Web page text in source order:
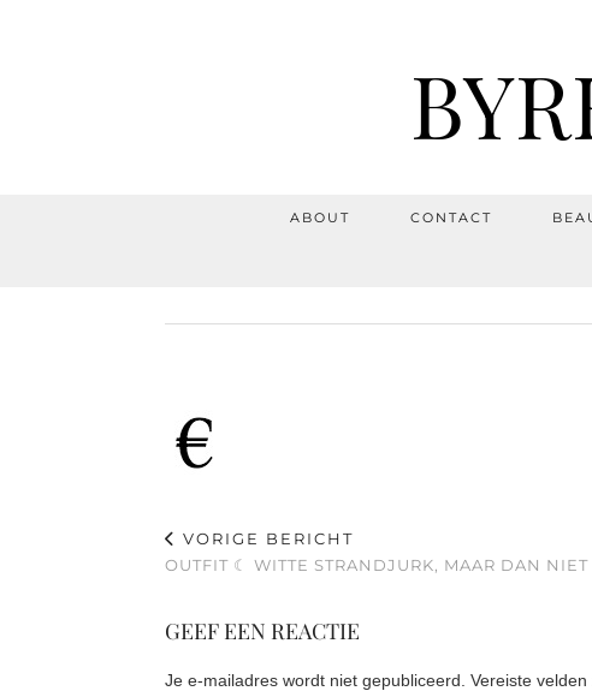
ABOUT CONTACT
VORIGE BERICHT
OUTFIT ☾ WITTE STRANDJURK, MAAR DAN NIET
GEEF EEN REACTIE
Je e-mailadres wordt niet gepubliceerd. Vereiste